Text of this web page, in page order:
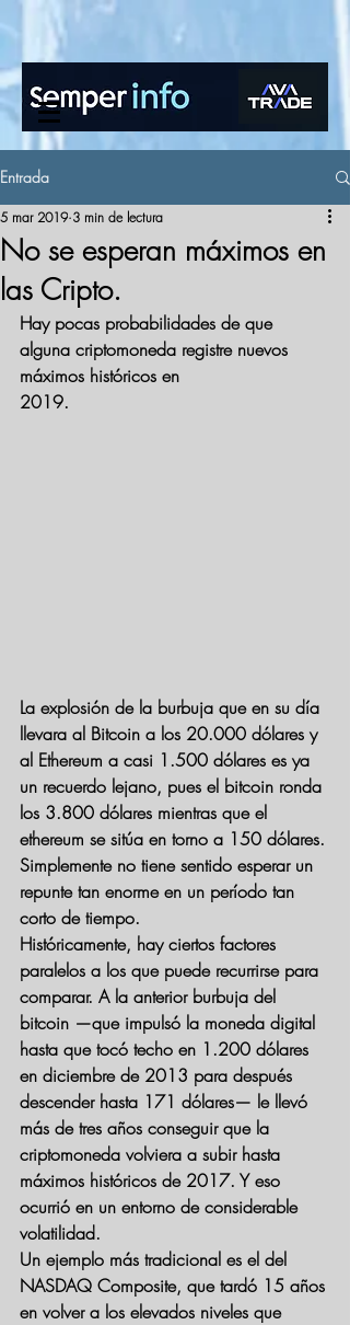
Entrada
No se esperan máximos en
las Cripto.
5 mar 2019 3 min de lectura
Hay pocas probabilidades de que
alguna criptomoneda registre nuevos
máximos históricos en
2019.
La explosión de la burbuja que en su día
llevara al Bitcoin a los 20.000 dólares y
al Ethereum a casi 1.500 dólares es ya
un recuerdo lejano, pues el bitcoin ronda
los 3.800 dólares mientras que el
ethereum se sitúa en torno a 150 dólares.
Simplemente no tiene sentido esperar un
repunte tan enorme en un período tan
corto de tiempo.
Históricamente, hay ciertos factores
paralelos a los que puede recurrirse para
comparar. A la anterior burbuja del
bitcoin —que impulsó la moneda digital
hasta que tocó techo en 1.200 dólares
en diciembre de 2013 para después
descender hasta 171 dólares— le llevó
más de tres años conseguir que la
criptomoneda volviera a subir hasta
máximos históricos de 2017. Y eso
ocurrió en un entorno de considerable
volatilidad.
Un ejemplo más tradicional es el del
NASDAQ Composite, que tardó 15 años
en volver a los elevados niveles que